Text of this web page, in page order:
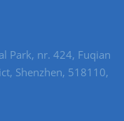
Park, nr. 424, Fuqian
Shenzhen, 518110,